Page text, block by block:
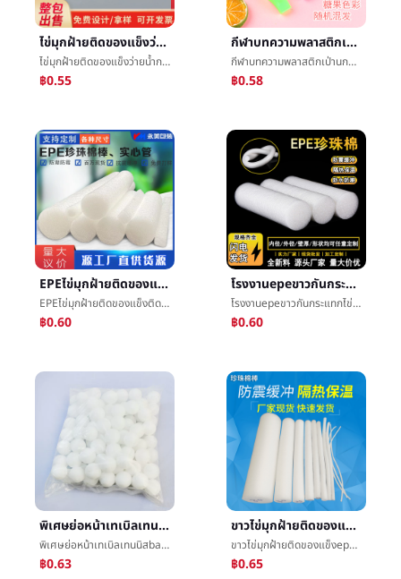
ไข่มุกฝ้ายติดของแข็งว่ายน้ำการพยุงราคาติดผู้ใหญ่เด็กว่ายน้ำติดไข่มุกฝ้ายโฟมการกรอกบทความฟองน้ำติด
ไข่มุกฝ้ายติดของแข็งว่ายน้ำการพยุงราคาติดผู้ใหญ่เด็กว่ายน้ำติดไข่มุกฝ้ายโฟมการกรอกบทความฟองน้ำติด
฿0.55
กีฬาบทความพลาสติกเป่านกหวีดเด็กของเล่นสีเชียร์เติมเชื้อเพลิงแก่กรรมการตัดสินนกหวีดพัดลมโรงงานโดยตรง
กีฬาบทความพลาสติกเป่านกหวีดเด็กของเล่นสีเชียร์เติมเชื้อเพลิงแก่กรรมการตัดสินนกหวีดพัดลมโรงงานโดยตรง
฿0.58
EPEไข่มุกฝ้ายติดของแข็งติดปลั๊กการกรอกโฟมติดว่ายน้ำติดการพยุงราคาติดฟองน้ำติดการอุดรูรั่วบทความขายส่ง
EPEไข่มุกฝ้ายติดของแข็งติดปลั๊กการกรอกโฟมติดว่ายน้ำติดการพยุงราคาติดฟองน้ำติดการอุดรูรั่วบทความขายส่ง
฿0.60
โรงงานepeขาวกันกระแทกไข่มุกฝ้ายติด3cmของแข็งกลวงมุมป้องกันขอบว่ายน้ำไข่มุกฝ้ายหลอดโฟมติด
โรงงานepeขาวกันกระแทกไข่มุกฝ้ายติด3cmของแข็งกลวงมุมป้องกันขอบว่ายน้ำไข่มุกฝ้ายหลอดโฟมติด
฿0.60
พิเศษย่อหน้าเทเบิลเทนนิสbaggedABSวัสดุใหม่สูงวางระเบิดจุดจัดหาการอบรมการออกกำลังกายทุ่มเทเครื่องลูกสำหรับลูกบอล
พิเศษย่อหน้าเทเบิลเทนนิสbaggedABSวัสดุใหม่สูงวางระเบิดจุดจัดหาการอบรมการออกกำลังกายทุ่มเทเครื่องลูกสำหรับลูกบอล
฿0.63
ขาวไข่มุกฝ้ายติดของแข็งepeไข่มุกฝ้ายติดæ3CMสัตว์น้ำการพยุงราคาว่ายน้ำไข่มุกฝ้ายติดโฟมติด
ขาวไข่มุกฝ้ายติดของแข็งepeไข่มุกฝ้ายติดæ3CMสัตว์น้ำการพยุงราคาว่ายน้ำไข่มุกฝ้ายติดโฟมติด
฿0.65